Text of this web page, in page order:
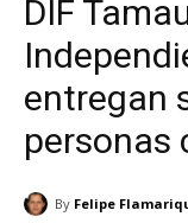
DIF
entregan
personas
By Felipe